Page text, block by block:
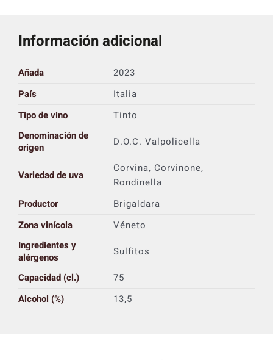
Información adicional
Añada
2023
País
Italia
Tipo de vino
Tinto
Denominación de
origen
D.O.C. Valpolicella
Variedad de uva
Corvina, Corvinone,
Rondinella
Productor
Brigaldara
Zona vinícola
Véneto
Ingredientes y
alérgenos
Sulfitos
Capacidad (cl.)
75
Alcohol (%)
13,5